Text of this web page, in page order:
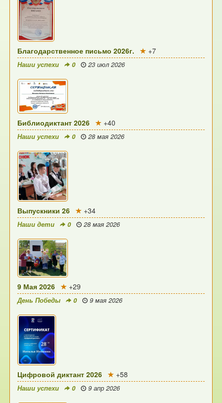
Благодарственное письмо 2026г. +7
Наши успехи 0 23 июл 2026
Библиодиктант 2026 +40
Наши успехи 0 28 мая 2026
Выпускники 26 +34
Наши дети 0 28 мая 2026
9 Мая 2026 +29
День Победы 0 9 мая 2026
Цифровой диктант 2026 +58
Наши успехи 0 9 апр 2026